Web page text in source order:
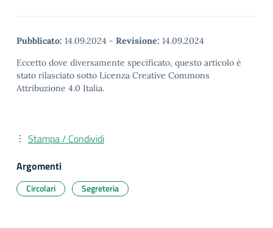
Pubblicato: 14.09.2024 - Revisione: 14.09.2024
Eccetto dove diversamente specificato, questo articolo è
stato rilasciato sotto Licenza Creative Commons
Attribuzione 4.0 Italia.
Stampa / Condividi
Argomenti
Circolari Segreteria